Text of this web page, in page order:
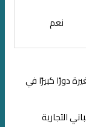
نعم
دورًا كبيرًا في
التجارية